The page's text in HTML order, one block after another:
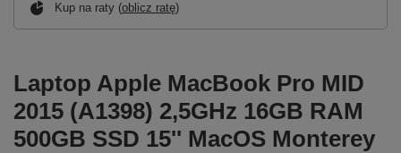
Kup na raty (oblicz ratę)
Laptop Apple MacBook Pro MID
2015 (A1398) 2,5GHz 16GB RAM
500GB SSD 15'' MacOS Monterey